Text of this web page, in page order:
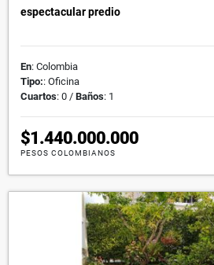
espectacular predio
En: Colombia
Tipo:: Oficina
Cuartos: 0 / Baños: 1
$1.440.000.000
PESOS COLOMBIANOS